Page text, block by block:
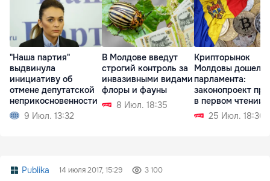
"Наша партия"
выдвинула
инициативу об
отмене депутатской
неприкосновенности
9 Июл. 13:32
В Молдове введут
строгий контроль за
инвазивными видами
флоры и фауны
8 Июл. 18:35
Крипторынок
Молдовы дошел
парламента:
законопроект
в первом чтении
25 Июл. 18:30
Publika 14 июля 2017, 15:29 3 100